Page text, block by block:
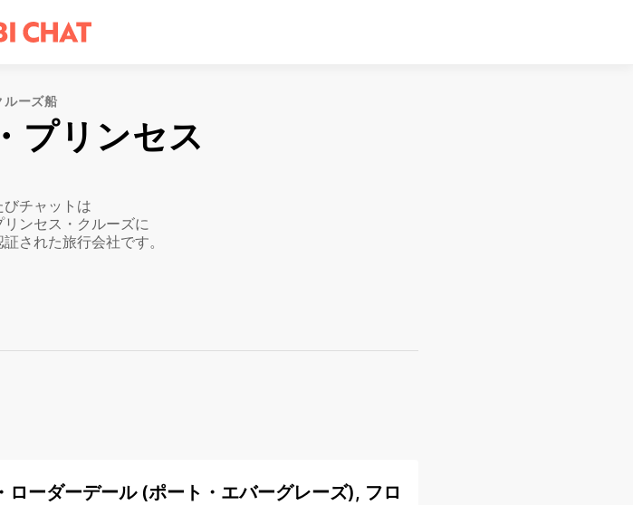
ルーズ船
プリンセス
びチャットは
リンセス・クルーズに
証された旅行会社です。
ローダーデール (ポート・エバーグレーズ), フロ